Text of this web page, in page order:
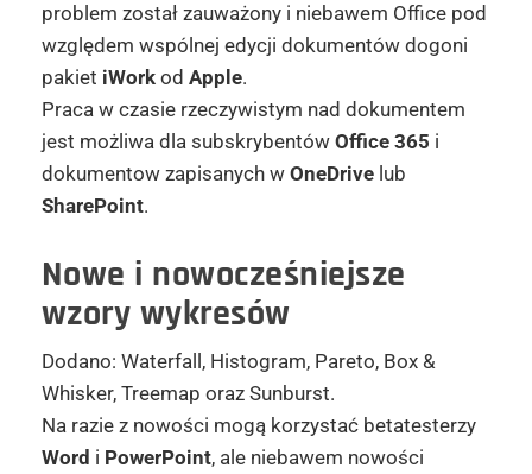
problem został zauważony i niebawem Office pod
względem wspólnej edycji dokumentów dogoni
pakiet iWorkod Apple.
Praca w czasie rzeczywistym nad dokumentem
jest możliwa dla subskrybentów Office 365 i
dokumentow zapisanych w OneDrivelub
SharePoint.
Nowe i nowocześniejsze
wzory wykresów
Dodano: Waterfall, Histogram, Pareto, Box &
Whisker, Treemap oraz Sunburst.
Na razie z nowości mogą korzystać betatesterzy
Word i PowerPoint, ale niebawem nowości